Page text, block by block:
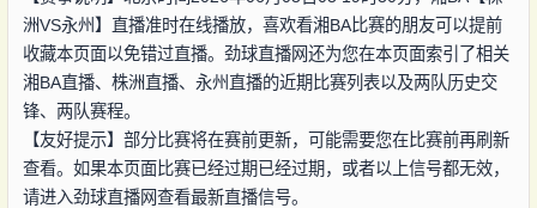
洲VS永州】直播准时在线播放，喜欢看湘BA比赛的朋友可以提前
收藏本页面以免错过直播。劲球直播网还为您在本页面索引了相关
湘BA直播、株洲直播、永州直播的近期比赛列表以及两队历史交
锋、两队赛程。
【友好提示】部分比赛将在赛前更新，可能需要您在比赛前再刷新
查看。如果本页面比赛已经过期已经过期，或者以上信号都无效，
请进入劲球直播网查看最新直播信号。